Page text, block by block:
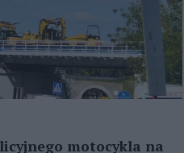
motocykla na